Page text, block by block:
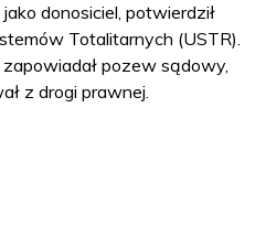
donosiciel, potwierdził
Totalitarnych (USTR).
pozew sądowy,
z drogi prawnej.